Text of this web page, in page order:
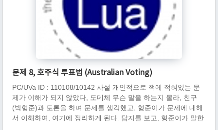
문제 8, 호주식 투표법 (Australian Voting)
PC/UVa ID : 110108/10142 사설 개인적으로 책에 적혀있는 문
제가 이해가 되지 않았다, 도데체 무슨 말을 하는지 몰라, 친구
(박형준)과 토론을 하며 문제를 생각했고, 형준이가 문제에 대해
서 이해하여, 여기에 정리하게 된다. 답지를 보고, 형준이가 말한